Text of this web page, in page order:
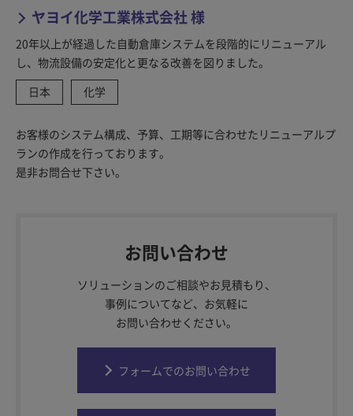
ヤヨイ化学工業株式会社 様
20年以上が経過した自動倉庫システムを段階的にリニューアル
し、物流設備の安定化と更なる改善を図りました。
日本
化学
お客様のシステム構成、予算、工期等に合わせたリニューアルプ
ランの作成を行っております。
是非お問合せ下さい。
お問い合わせ
ソリューションのご相談やお見積もり、
事例についてなど、お気軽に
お問い合わせください。
フォームでのお問い合わせ